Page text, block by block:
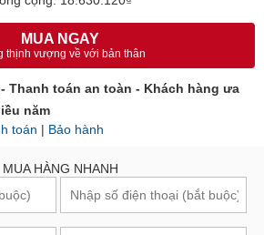
MUA NGAY
thịnh vượng về với bản thân
Thanh toán an toàn - Khách hàng ưa
năm
toán | Bảo hành
MUA HÀNG NHANH